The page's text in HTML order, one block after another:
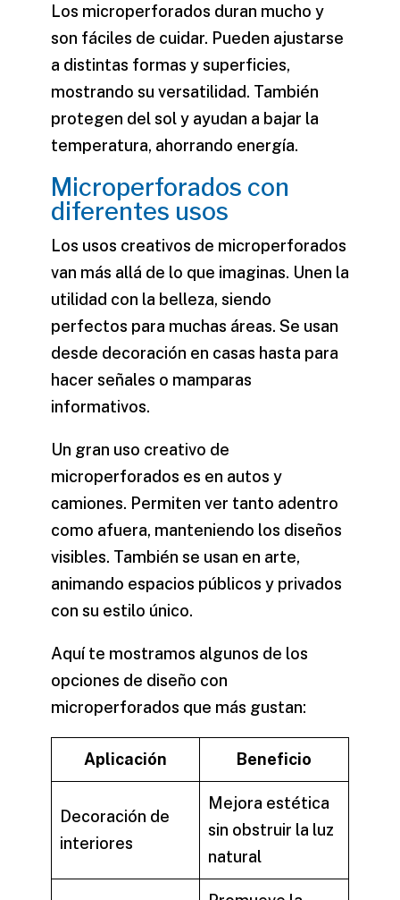
Los microperforados duran mucho y
son fáciles de cuidar. Pueden ajustarse
a distintas formas y superficies,
mostrando su versatilidad. También
protegen del sol y ayudan a bajar la
temperatura, ahorrando energía.
Microperforados con
diferentes usos
Los usos creativos de microperforados
van más allá de lo que imaginas. Unen la
utilidad con la belleza, siendo
perfectos para muchas áreas. Se usan
desde decoración en casas hasta para
hacer señales o mamparas
informativos.
Un gran uso creativo de
microperforados es en autos y
camiones. Permiten ver tanto adentro
como afuera, manteniendo los diseños
visibles. También se usan en arte,
animando espacios públicos y privados
con su estilo único.
Aquí te mostramos algunos de los
opciones de diseño con
microperforados que más gustan:
Aplicación Beneficio
Decoración de
interiores
Mejora estética
sin obstruir la luz
natural